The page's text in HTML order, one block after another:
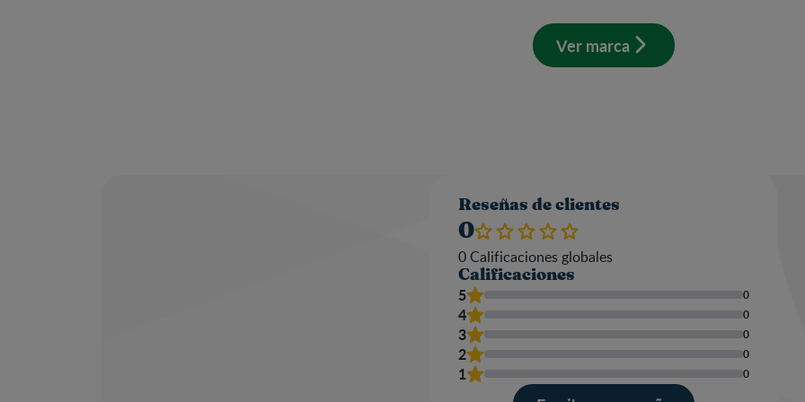
Ver marca
Reseñas de clientes
0
0Calificaciones globales
Calificaciones
5 0
4 0
3 0
2 0
1 0